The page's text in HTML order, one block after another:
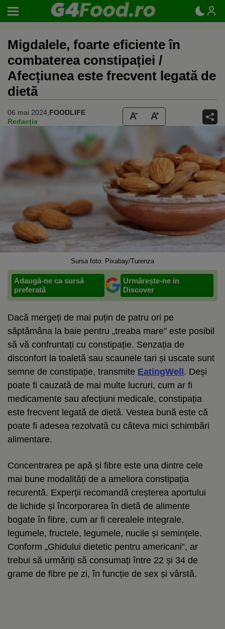
Migdalele, foarte eficiente în
combaterea constipației /
Afecțiunea este frecvent legată de
dietă
06 mai 2024, FOODLIFE
Redacția
Sursa foto: Pixabay/Turenza
Adaugă-ne ca sursă
preferată
Urmărește-ne in
Discover
Dacă mergeți de mai puțin de patru ori pe
săptămâna la baie pentru „treaba mare” este posibil
să vă confruntați cu constipație. Senzația de
disconfort la toaletă sau scaunele tari și uscate sunt
semne de constipație, transmite EatingWell. Deși
poate fi cauzată de mai multe lucruri, cum ar fi
medicamente sau afecțiuni medicale, constipația
este frecvent legată de dietă. Vestea bună este că
poate fi adesea rezolvată cu câteva mici schimbări
alimentare.
Concentrarea pe apă și fibre este una dintre cele
mai bune modalități de a ameliora constipația
recurentă. Experții recomandă creșterea aportului
de lichide și încorporarea în dietă de alimente
bogate în fibre, cum ar fi cerealele integrale,
legumele, fructele, legumele, nucile și semințele.
Conform „Ghidului dietetic pentru americani”, ar
trebui să urmăriți să consumați între 22 și 34 de
grame de fibre pe zi, în funcție de sex și vârstă.